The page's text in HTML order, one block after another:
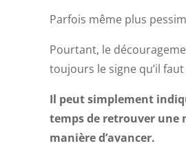
Parfois même plus
Pourtant, le
toujours le signe qu’il
Il peut simplement
temps de retrouver une
manière d’avancer.